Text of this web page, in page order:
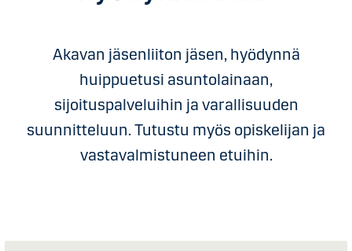
Akavan jäsenliiton jäsen, hyödynnä
huippuetusi asuntolainaan,
sijoituspalveluihin ja varallisuuden
suunnitteluun. Tutustu myös opiskelijan ja
vastavalmistuneen etuihin.